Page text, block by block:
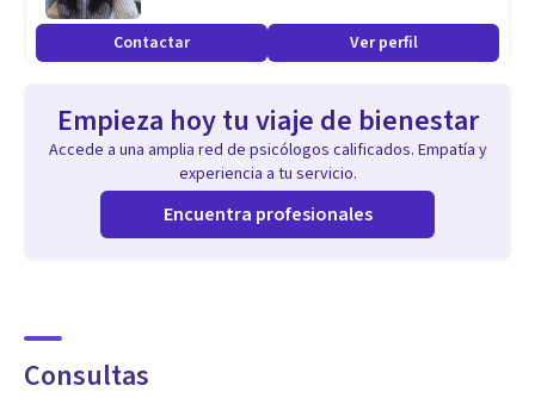
cercana, creando espacios seguros donde las personas
puedan comprenderse y avanzar a su propio ritmo.
(ACT) y en enfoques cognitivo-conductual y sistémico me
permite adaptar cada proceso terapéutico a las necesidades
únicas de quien consulta.
Contactar Ver perfil
Empieza hoy tu viaje de bienestar
Accede a una amplia red de psicólogos calificados. Empatía y
experiencia a tu servicio.
Encuentra profesionales
Consultas